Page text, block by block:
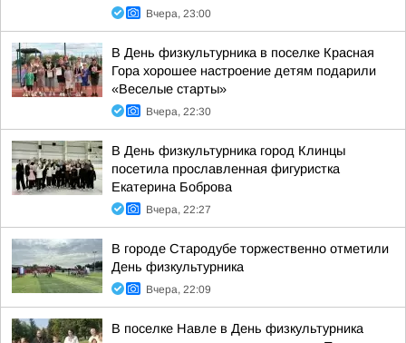
Вчера, 23:00
В День физкультурника в поселке Красная
Гора хорошее настроение детям подарили
«Веселые старты»
Вчера, 22:30
В День физкультурника город Клинцы
посетила прославленная фигуристка
Екатерина Боброва
Вчера, 22:27
В городе Стародубе торжественно отметили
День физкультурника
Вчера, 22:09
В поселке Навле в День физкультурника